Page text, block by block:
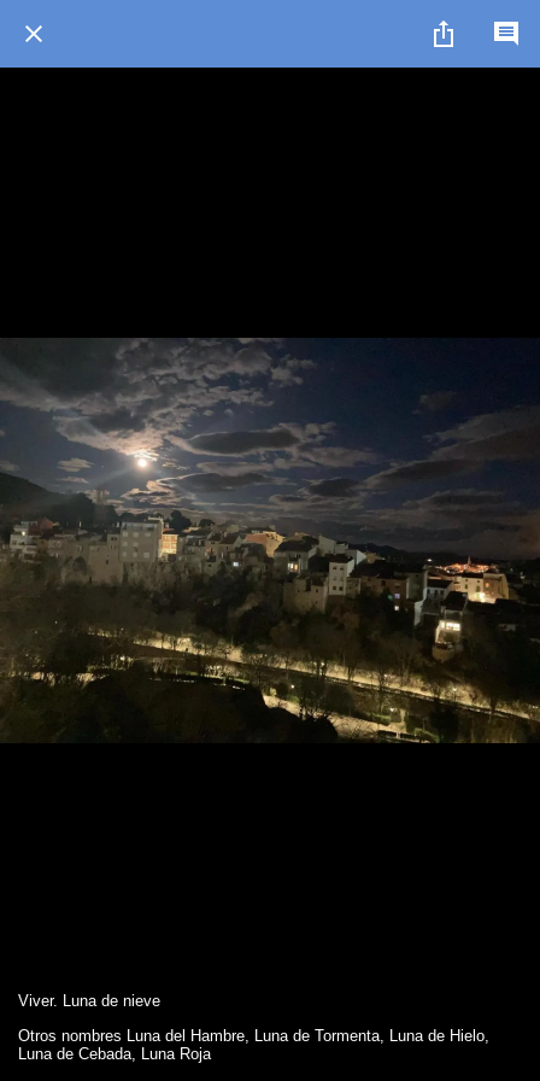
Viver. Luna de nieve
Otros nombres Luna del Hambre, Luna de Tormenta, Luna de Hielo,
Luna de Cebada, Luna Roja